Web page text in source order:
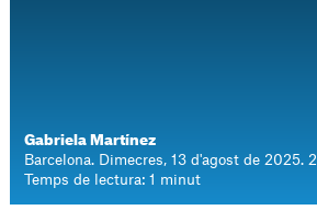
Gabriela Martínez
Barcelona. Dimecres, 13 d'agost de 2025.
Temps de lectura: 1 minut